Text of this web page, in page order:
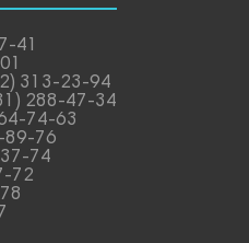
41
313-23-94
288-47-34
74-63
89-76
74
72